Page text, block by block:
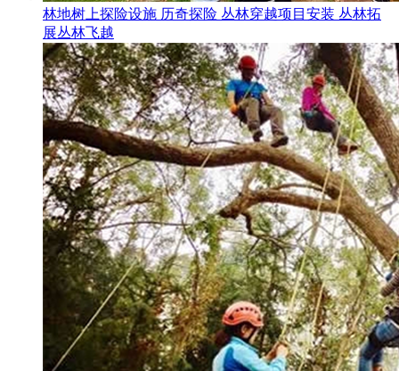
林地树上探险设施 历奇探险 丛林穿越项目安装 丛林拓
展丛林飞越